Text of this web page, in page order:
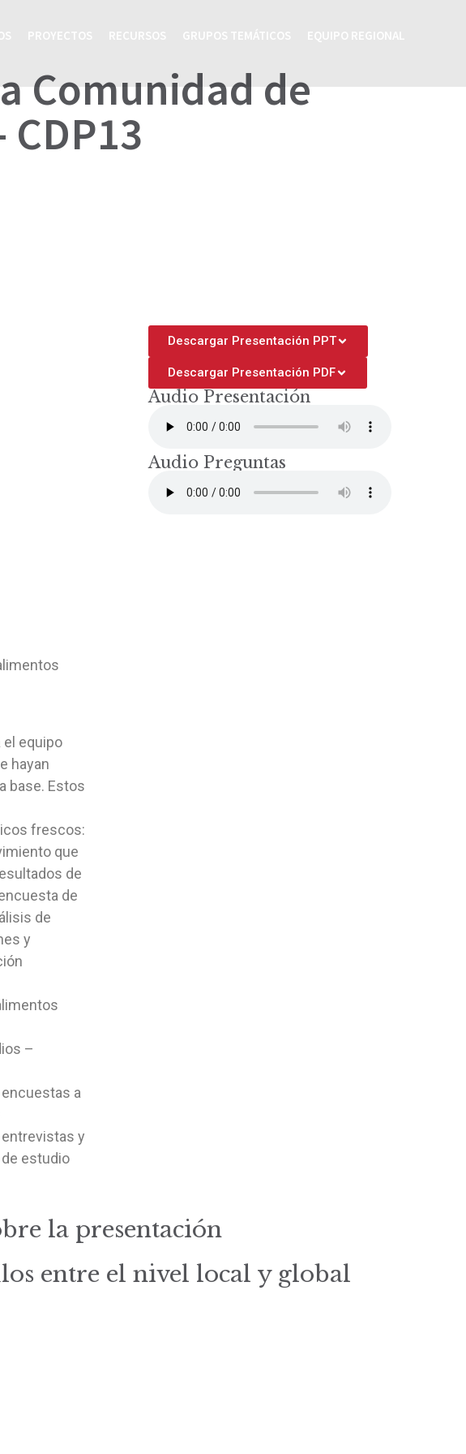
Comunidad de
Descargar Presentación PPT
Descargar Presentación PDF
Audio Presentación
Audio Preguntas
equipo
hayan
base. Estos
frescos:
que
de
de
de
y
–
a
y
estudio
la presentación
entre el nivel local y global